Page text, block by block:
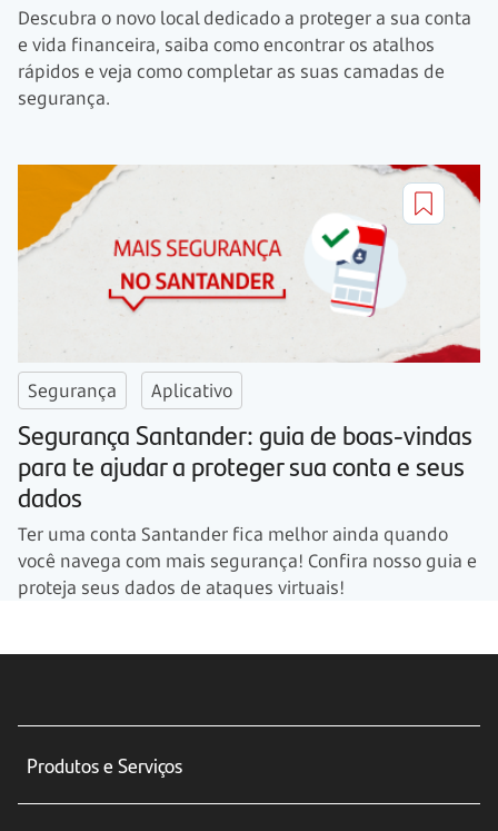
Descubra o novo local dedicado a proteger a sua conta
e vida financeira, saiba como encontrar os atalhos
rápidos e veja como completar as suas camadas de
segurança.
Segurança Aplicativo
Segurança Santander: guia de boas-vindas
para te ajudar a proteger sua conta e seus
dados
Ter uma conta Santander fica melhor ainda quando
você navega com mais segurança! Confira nosso guia e
proteja seus dados de ataques virtuais!
Produtos e Serviços